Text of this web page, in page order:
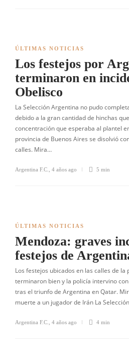
ÚLTIMAS NOTICIAS
Los festejos por
terminaron en
Obelisco
La Selección Argentina no pudo
debido a la gran cantidad de hinchas
concentración que esperaba al plantel
provincia de Buenos Aires se disolvió
calles. Mira…
Argentina F.C. 4 años ago 5 min
ÚLTIMAS NOTICIAS
Mendoza: graves
festejos de
Los festejos ubicados en las calles de
terminaron bien y la policía intervino
tras el triunfo de Argentina en Qatar.
muerte a un jugador de Irán La
Argentina F.C. 4 años ago 4 min